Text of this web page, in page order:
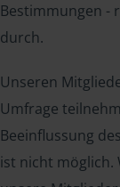
Bestimmungen -
durch.
Unseren
Umfrage
Beeinflussung
ist nicht möglich.